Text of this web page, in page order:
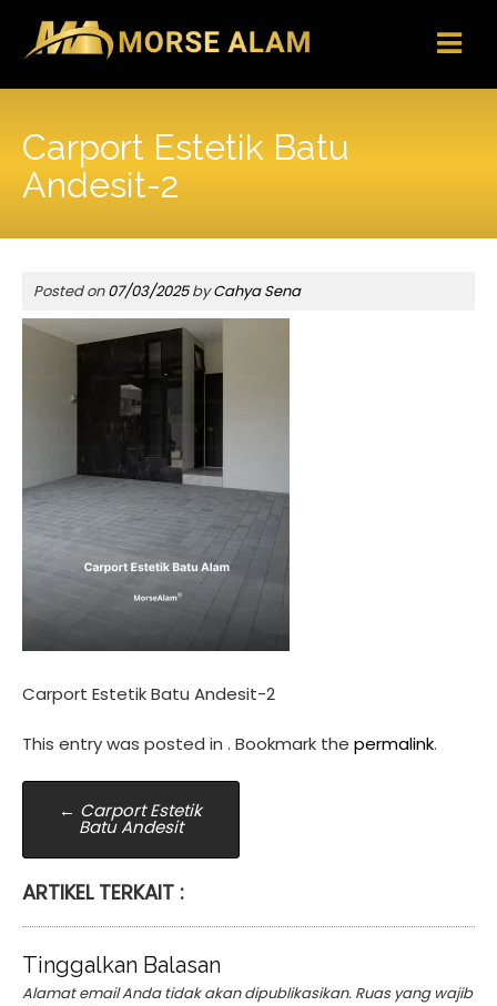
content
Carport Estetik Batu
Andesit-2
Posted on07/03/2025byCahya Sena
Carport Estetik Batu Andesit-2
This entry was posted in . Bookmark the permalink.
Post
navigation
← Carport Estetik
Batu Andesit
ARTIKEL TERKAIT :
Tinggalkan Balasan
Alamat email Anda tidak akan dipublikasikan. Ruas yang wajib